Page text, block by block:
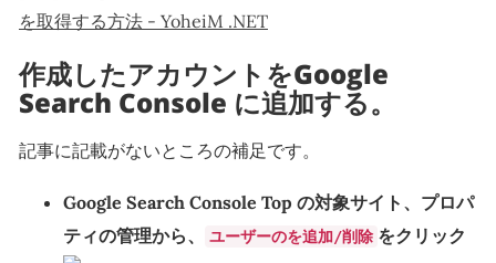
を取得する方法 - YoheiM .NET
作成したアカウントをGoogle
Search Console に追加する。
記事に記載がないところの補足です。
Google Search Console Top の対象サイト、プロパ
ティの管理から、
ユーザーのを追加/削除 をクリック